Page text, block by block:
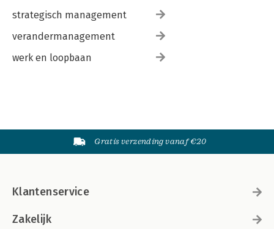
strategisch management
verandermanagement
werk en loopbaan
Gratis verzending vanaf €20
Klantenservice
Zakelijk